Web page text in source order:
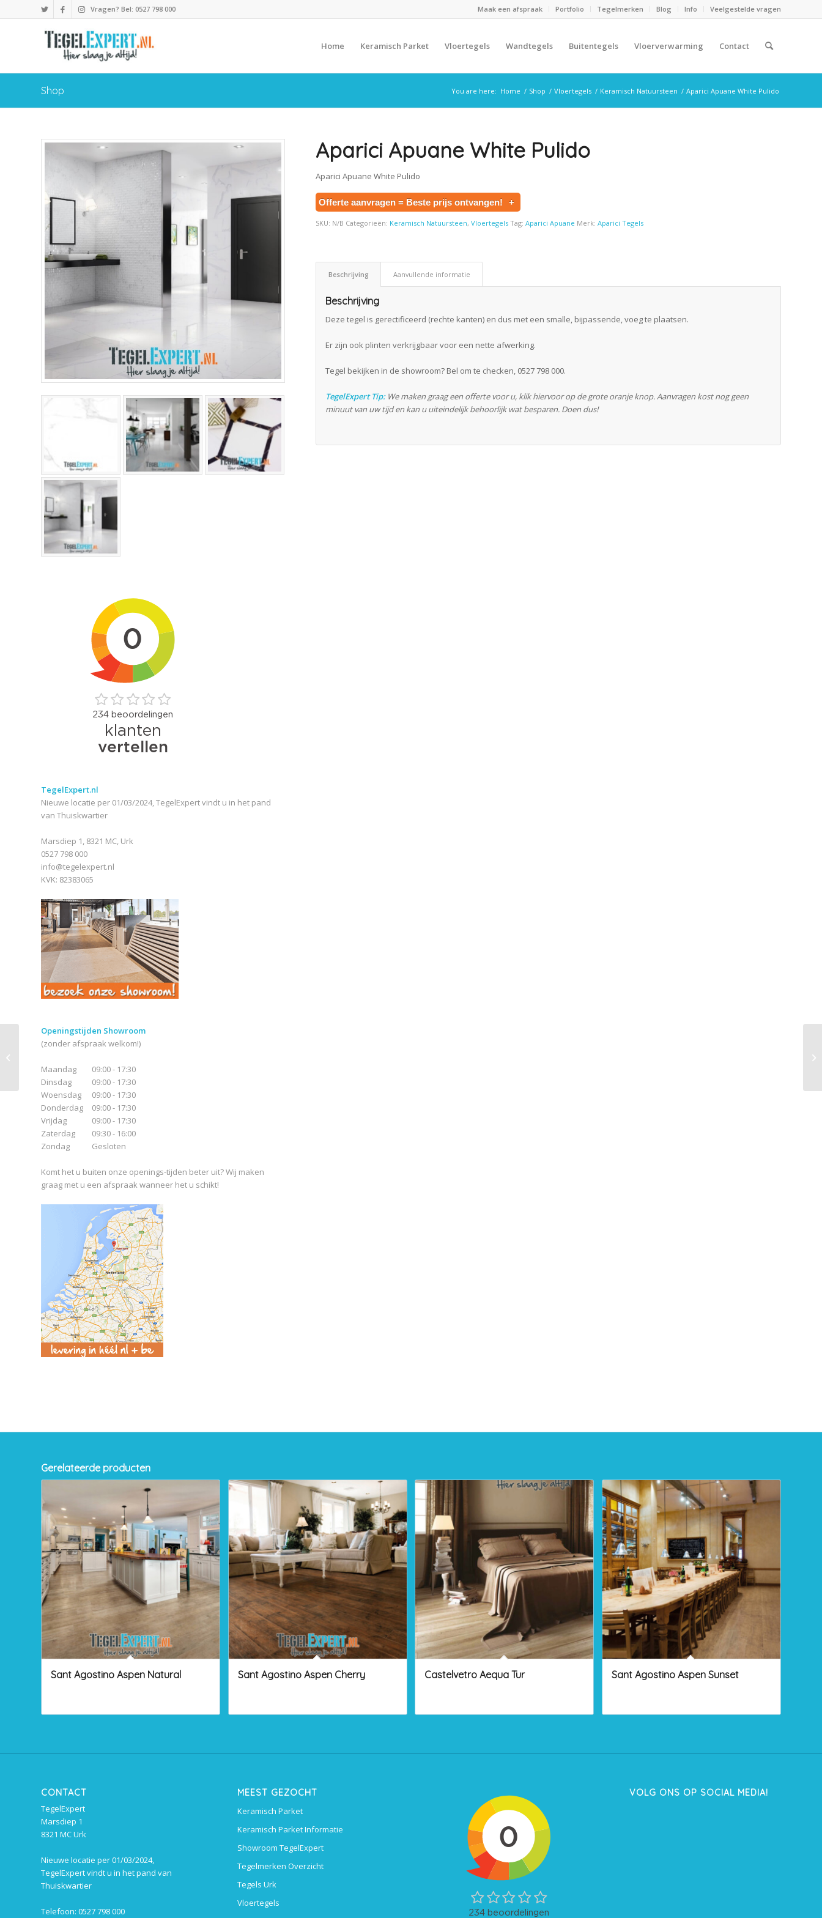
Maak een afspraak Portfolio Tegelmerken Blog Info Veelgestelde vragen
Vragen? Bel: 0527 798 000
Home Keramisch Parket Vloertegels Wandtegels Buitentegels Vloerverwarming Contact
Shop You are here: Home / Shop / Vloertegels / Keramisch Natuursteen / Aparici Apuane White Pulido
TegelExpert.nl
Nieuwe locatie per 01/03/2024, TegelExpert vindt u in het pand
van Thuiskwartier
Marsdiep 1, 8321 MC, Urk
0527 798 000
info@tegelexpert.nl
KVK: 82383065
Openingstijden Showroom
(zonder afspraak welkom!)
Maandag
Dinsdag
Woensdag
Donderdag
Vrijdag
Zaterdag
Zondag
09:00 - 17:30
09:00 - 17:30
09:00 - 17:30
09:00 - 17:30
09:00 - 17:30
09:30 - 16:00
Gesloten
Komt het u buiten onze openings-tijden beter uit? Wij maken
graag met u een afspraak wanneer het u schikt!
Aparici Apuane White Pulido
Aparici Apuane White Pulido
Offerte aanvragen = Beste prijs ontvangen! +
SKU: N/B Categorieën: Keramisch Natuursteen,Vloertegels Tag:Aparici Apuane Merk:Aparici Tegels
Beschrijving Aanvullende informatie
Beschrijving
Deze tegel is gerectificeerd (rechte kanten) en dus met een smalle, bijpassende, voeg te plaatsen.
Er zijn ook plinten verkrijgbaar voor een nette afwerking.
Tegel bekijken in de showroom? Bel om te checken, 0527 798 000.
TegelExpert Tip:We maken graag een offerte voor u, klik hiervoor op de grote oranje knop. Aanvragen kost nog geen
minuut van uw tijd en kan u uiteindelijk behoorlijk wat besparen. Doen dus!
Gerelateerde producten
Sant Agostino Aspen Natural Sant Agostino Aspen Cherry Castelvetro Aequa Tur Sant Agostino Aspen Sunset
CONTACT
TegelExpert
Marsdiep 1
8321 MC Urk
Nieuwe locatie per 01/03/2024,
TegelExpert vindt u in het pand van
Thuiskwartier
Telefoon: 0527 798 000
MEEST GEZOCHT
Keramisch Parket
Keramisch Parket Informatie
Showroom TegelExpert
Tegelmerken Overzicht
Tegels Urk
Vloertegels
VOLG ONS OP SOCIAL MEDIA!
Kronos Cava
Alborensis Greige